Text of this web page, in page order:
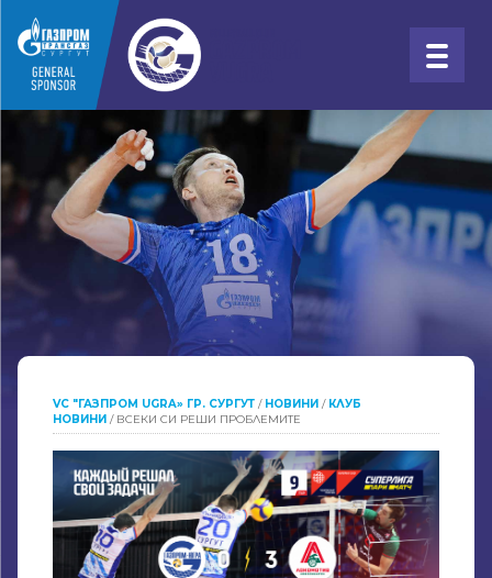
VC "ГАЗПРОМ UGRA» ГР. СУРГУТ / НОВИНИ / КЛУБ
НОВИНИ / ВСЕКИ СИ РЕШИ ПРОБЛЕМИТЕ